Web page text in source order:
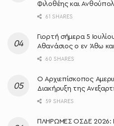
Φιλοθέης και
61 SHARES
Γιορτή σήμερα 5
Αθανάσιος ο εν Άθω
60 SHARES
O Αρχιεπίσκοπος
Διακήρυξη της
59 SHARES
ΠΛΗΡΩΜΕΣ ΟΣΔΕ 2026: